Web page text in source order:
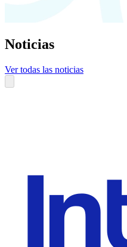
Noticias
Ver todas las noticias